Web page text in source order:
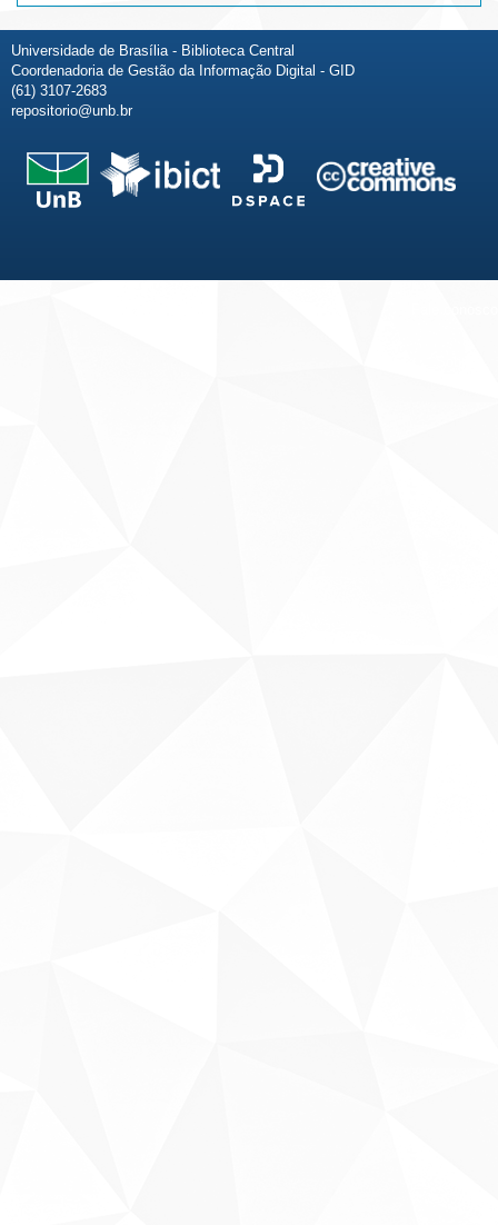
Universidade de Brasília - Biblioteca Central
Coordenadoria de Gestão da Informação Digital - GID
(61) 3107-2683
repositorio@unb.br